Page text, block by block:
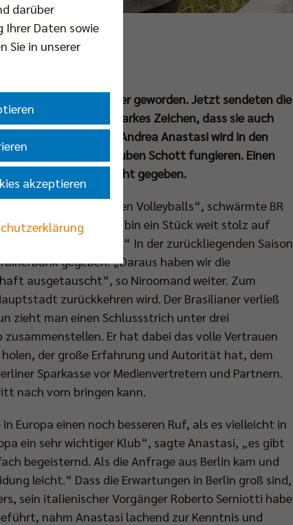
Gora
Deutscher Meister geworden. Jetzt sendeten die
ein starkes Zeichen, dass sie auch
Der 65-jährige Andrea Anastasi wird in den
Teams um Kapitän Ruben Schott fungieren. Einen
wohl noch nicht gegeben.
des internationalen Volleyballs“, schwärmte BR
des Italieners, „ich bin ein Stück weit stolz auf
nach Berlin findet.“ In der zurückliegenden Saison
gegeben. „Daraus haben wir die
ausgetauscht“, so Niroomand weiter. Zum
zurückkehren wird. Der Brasilianer verließ
zieht man einen Schlussstrich unter drei
Er hat dabei das volle Vertrauen
der große Erfahrung und Autorität hat, dem
Sparkasse vor Medienvertretern und Partnern.
nach vorn bringen kann.
Europa einen noch besseren Ruf, als es vielleicht in
ein sehr wichtiger Klub“, sagte Anastasi, „es gibt
begeisternd. Als die Anfrage aus Berlin kam und
leicht.“ Dass die Erwartungen in Berlin groß sind,
sein italienischer Vorgänger Roberto Serniotti habe
nahm Anastasi lachend zur Kenntnis und
darüber
Daten sowie
Sie in unserer
akzeptieren